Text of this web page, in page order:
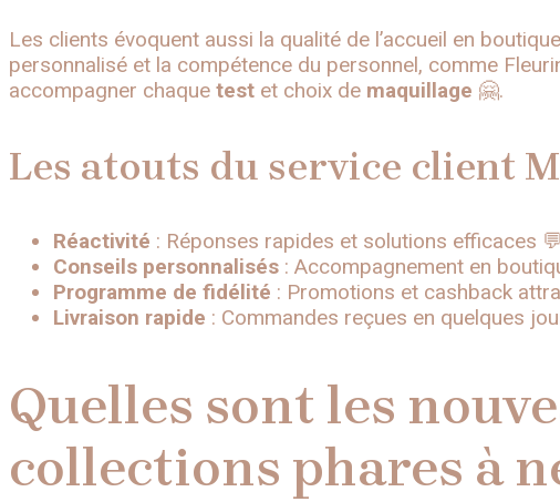
Les clients évoquent aussi la qualité de l’accueil en
personnalisé et la compétence du personnel, comme
accompagner chaque test et choix de maquillage 🤗.
Les atouts du service client
Réactivité : Réponses rapides et solutions efficaces 💬
Conseils personnalisés : Accompagnement en
Programme de fidélité : Promotions et cashback
Livraison rapide : Commandes reçues en quelques
Quelles sont les
collections phares à